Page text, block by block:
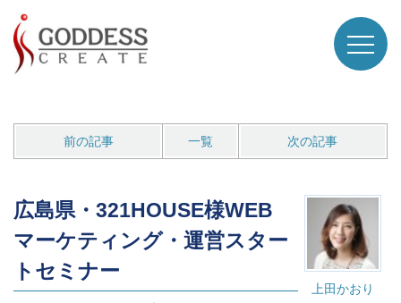
前の記事 一覧 次の記事
上田かおり
広島県・321HOUSE様WEB
マーケティング・運営スター
トセミナー